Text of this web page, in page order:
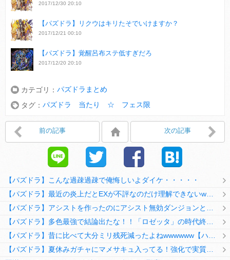
2017/12/30 20:10
【パズドラ】リクウはキリたそでいけますか？
2017/12/21 00:10
【パズドラ】覚醒呂布ステ低すぎだろ
2017/12/20 20:10
カテゴリ： パズドラまとめ
タグ： パズドラ 当たり ☆ フェス限
前の記事 次の記事
【パズドラ】こんな過疎過疎で俺悔しいよダイケ・・・・・